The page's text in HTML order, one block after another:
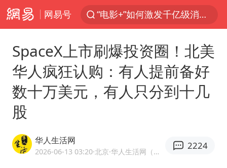
网易号
“电影+”如何激发千亿级消费新活力？
泉州市委书记张毅恭被查
台风白海豚已进入24小时警戒线
胜宏科技：股票交易异常波动
“秋天的第一杯奶茶”6岁了
中巨芯：上半年归母净利润1405.77万元
SpaceX上市刷爆投资圈！北美
华人疯狂认购：有人提前备好
数十万美元，有人只分到十几
股
华人生活网
2026-06-13 03:20·北京 ·华人生活网（北京）科技有限公司官方网易号
2224